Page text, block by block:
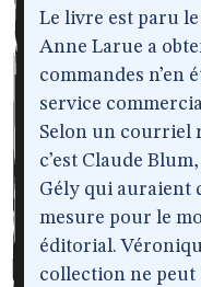
Le livre est paru
Anne Larue a
commandes n’en
service
Selon un courriel
c’est Claude
Gély qui auraient
mesure pour le
éditorial.
collection ne